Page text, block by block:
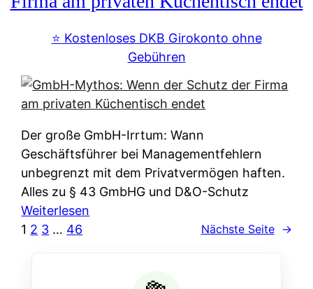
r
s
i
c
h
e
t
u
d
n
w
l
c
h
e
n
u
e
r
k
l
ä
u
⭐️ Kostenloses DKB Girokonto ohne
Gebühren
Der große GmbH-Irrtum: Wann
Geschäftsführer bei Managementfehlern
unbegrenzt mit dem Privatvermögen haften.
Alles zu § 43 GmbHG und D&O-Schutz
Weiterlesen
1 2 3 … 46 Nächste Seite →